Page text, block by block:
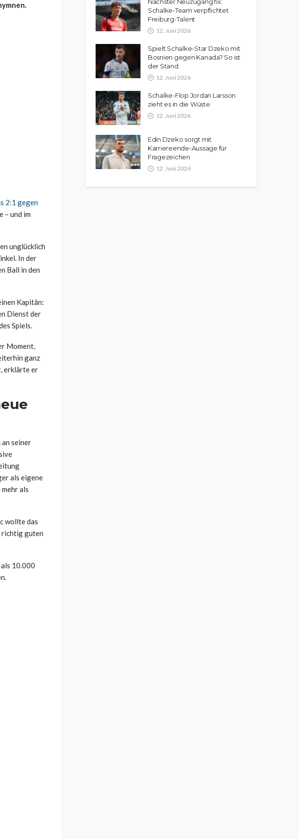
2:1 gegen
– und im
unglücklich
In der
Ball in den
Kapitän:
Dienst der
Spiels.
Moment,
ganz
erklärte er
seiner
als eigene
als
wollte das
richtig guten
10.000
Schalke-Team verpflichtet
Freiburg-Talent
12. Juni 2026
Spielt Schalke-Star Dzeko mit
Bosnien gegen Kanada? So ist
der Stand
12. Juni 2026
Schalke-Flop Jordan Larsson
zieht es in die Wüste
12. Juni 2026
Edin Dzeko sorgt mit
Karriereende-Aussage für
Fragezeichen
12. Juni 2026